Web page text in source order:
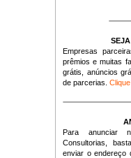
Empresas
prêmios e muitas
grátis, anúncios
de parcerias.
Para anunciar
Consultorias,
enviar o endereço